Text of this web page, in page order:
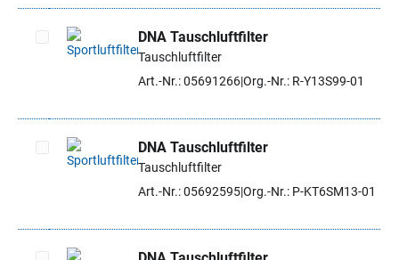
Artikel auswählen
DNA Tauschluftfilter
Tauschluftfilter
Art.-Nr.: 05691266Org.-Nr.: R-Y13S99-01
Artikel auswählen
DNA Tauschluftfilter
Tauschluftfilter
Art.-Nr.: 05692595Org.-Nr.: P-KT6SM13-01